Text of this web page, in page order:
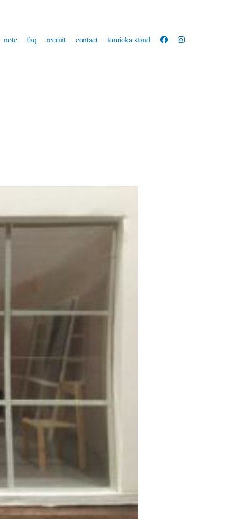
note faq recruit contact tomioka stand